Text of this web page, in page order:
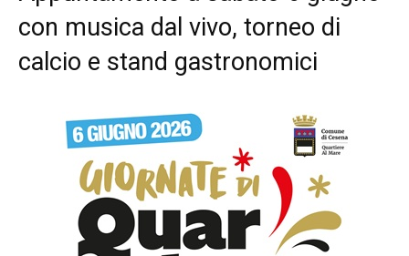
con musica dal vivo, torneo di
calcio e stand gastronomici